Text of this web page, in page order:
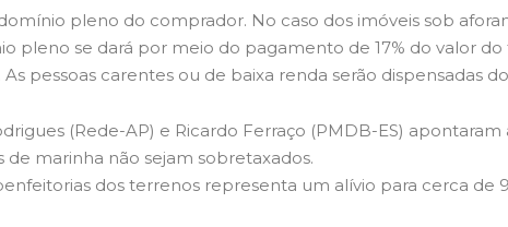
pleno do comprador.​ No caso dos imóveis sob
pleno se dará por meio do pagamento de 17% do valor
pessoas carentes ou de baixa renda serão dispensadas
(Rede-AP) e Ricardo Ferraço (PMDB-ES)
marinha não sejam sobretaxados.
dos terrenos representa um alívio para cerca de